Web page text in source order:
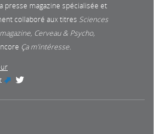
presse magazine spécialisée et
collaboré aux titres Sciences
Cerveau & Psycho,
Ça m’intéresse.
(link is external)